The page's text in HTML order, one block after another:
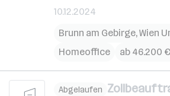
10.12.2024
Brunn am Gebirge,Wien
Homeoffice
ab 46.200
Abgelaufen